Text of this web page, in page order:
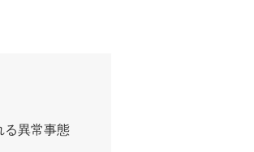
異常事態